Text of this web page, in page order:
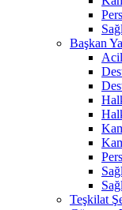
Başkan
Acil
Teşkilat